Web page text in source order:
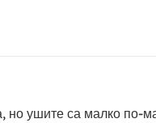
но ушите са малко